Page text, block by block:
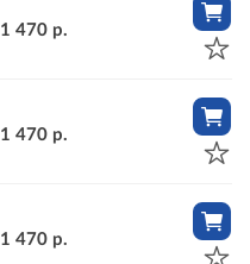
1 470 р.
1 470 р.
1 470 р.